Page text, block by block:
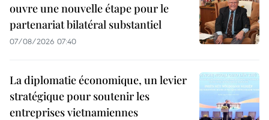
ouvre une nouvelle étape pour le
partenariat bilatéral substantiel
07/08/2026 07:40
La diplomatie économique, un levier
stratégique pour soutenir les
entreprises vietnamiennes